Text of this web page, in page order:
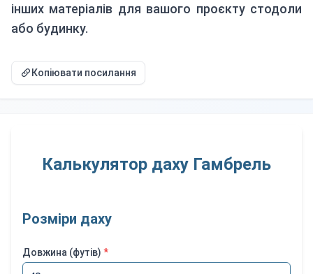
інших матеріалів для вашого проєкту стодоли
або будинку.
Копіювати посилання
Калькулятор даху Гамбрель
Розміри даху
Довжина (футів) *